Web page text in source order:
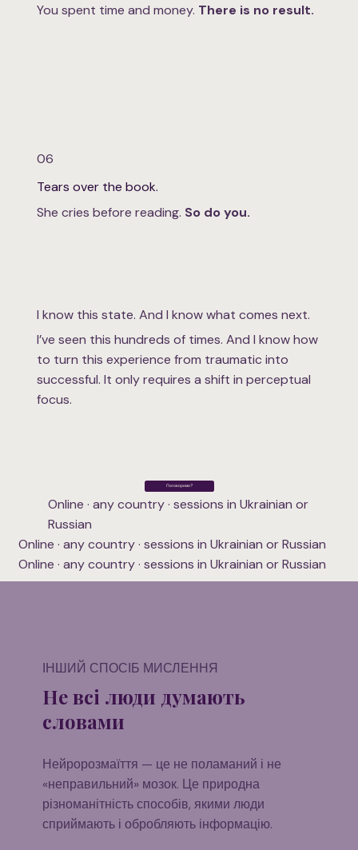
You spent time and money. There is no result.
06
Tears over the book.
She cries before reading. So do you.
I know this state. And I know what comes next.
I’ve seen this hundreds of times. And I know how
to turn this experience from traumatic into
successful. It only requires a shift in perceptual
focus.
Поговоримо?
Online · any country · sessions in Ukrainian or
Russian
Online · any country · sessions in Ukrainian or Russian
Online · any country · sessions in Ukrainian or Russian
ІНШИЙ СПОСІБ МИСЛЕННЯ
Не всі люди думають
словами
Нейророзмаїття — це не поламаний і не
«неправильний» мозок. Це природна
різноманітність способів, якими люди
сприймають і обробляють інформацію.